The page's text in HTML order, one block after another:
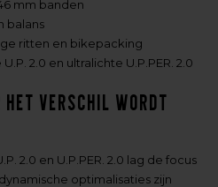
mm banden
balans
ritten en bikepacking
2.0 en ultralichte U.P.PER. 2.0
het verschil wordt
2.0 en U.P.PER. 2.0 lag de focus
optimalisaties zijn